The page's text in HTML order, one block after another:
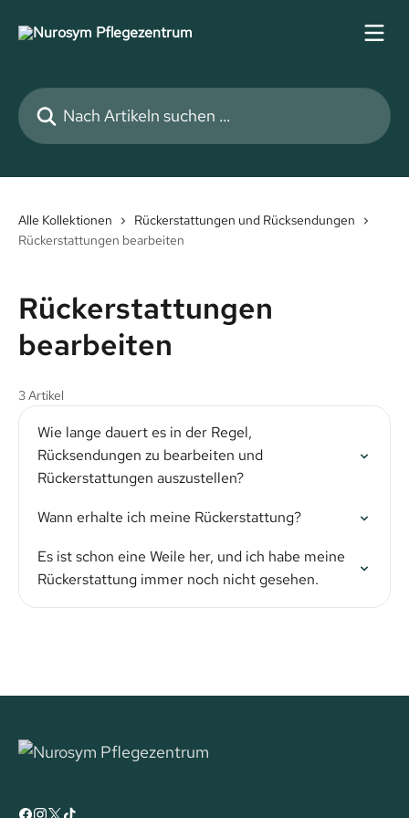
Nach Artikeln suchen …
Alle Kollektionen
Rückerstattungen und Rücksendungen
Rückerstattungen bearbeiten
Rückerstattungen
bearbeiten
3 Artikel
Wie lange dauert es in der Regel,
Rücksendungen zu bearbeiten und
Rückerstattungen auszustellen?
Wann erhalte ich meine Rückerstattung?
Es ist schon eine Weile her, und ich habe meine
Rückerstattung immer noch nicht gesehen.